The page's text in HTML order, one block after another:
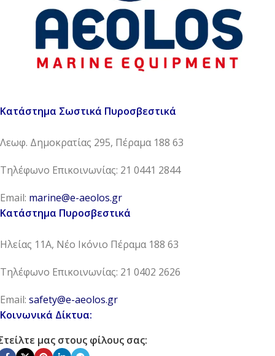
Κατάστημα Σωστικά Πυροσβεστικά
Λεωφ. Δημοκρατίας 295, Πέραμα 188 63
Τηλέφωνο Επικοινωνίας: 21 0441 2844
Email: marine@e-aeolos.gr
Κατάστημα Πυροσβεστικά
Ηλείας 11Α, Νέο Ικόνιο Πέραμα 188 63
Τηλέφωνο Επικοινωνίας: 21 0402 2626
Email: safety@e-aeolos.gr
Κοινωνικά Δίκτυα:
μας στους φίλους σας: